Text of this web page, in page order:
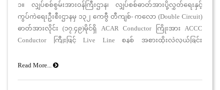
၁။ လျှပ်စစ်စွမ်းအားဝန်ကြီးဌာန၊ လျှပ်စစ်ဓာတ်အားပို့လွှတ်ရေးနှင့်
ကွပ်ကဲရေးဦးစီးဌာနမှ ၁၃၂ ကေဗွီ တီကျစ်- ကလော (Double Circuit)
ဓာတ်အားလိုင်း (၁၇.၄၉)မိုင်ရှိ ACAR Conductor ကြိုးအား ACCC
Conductor ကြိိုးဖြင့် Live Line စနစ် အစားထိုးလဲလှယ်ခြင်း
88 (T)/DPTSC(PSD)/2025-2026 (မြန်မာကျပ်ငွေ) ဖြင့် တင်ဒါခေါ်ဆို
Read More...